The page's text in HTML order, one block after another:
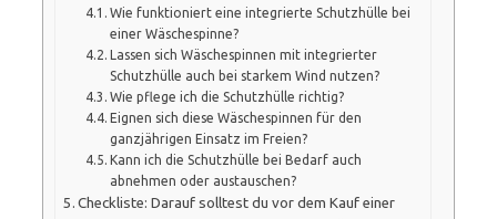
Wie funktioniert eine integrierte Schutzhülle bei
einer Wäschespinne?
Lassen sich Wäschespinnen mit integrierter
Schutzhülle auch bei starkem Wind nutzen?
Wie pflege ich die Schutzhülle richtig?
Eignen sich diese Wäschespinnen für den
ganzjährigen Einsatz im Freien?
Kann ich die Schutzhülle bei Bedarf auch
abnehmen oder austauschen?
Checkliste: Darauf solltest du vor dem Kauf einer